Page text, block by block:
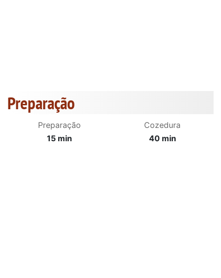
Preparação
Preparação
15 min
Cozedura
40 min